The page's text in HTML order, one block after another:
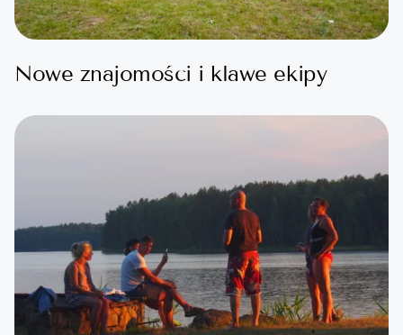
Nowe znajomości i klawe ekipy